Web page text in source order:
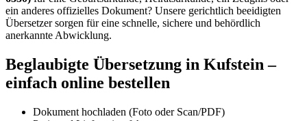
ein anderes offizielles Dokument? Unsere gerichtlich beeidigten
Übersetzer sorgen für eine schnelle, sichere und behördlich
anerkannte Abwicklung.
Beglaubigte Übersetzung in Kufstein –
einfach online bestellen
Dokument hochladen (Foto oder Scan/PDF)